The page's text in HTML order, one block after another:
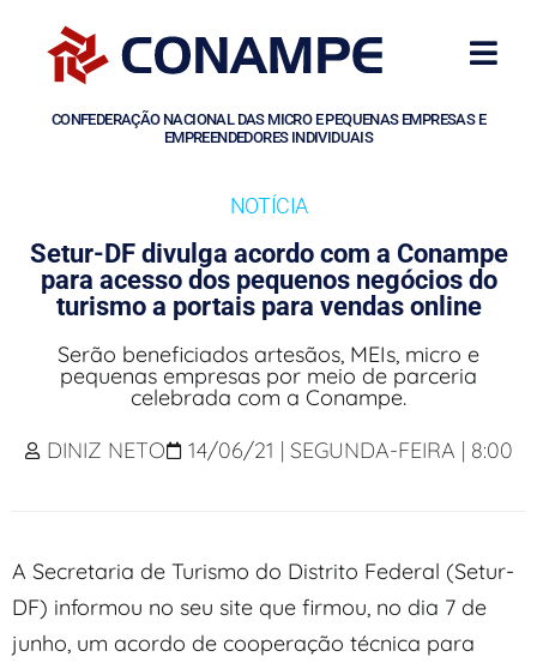
CONFEDERAÇÃO NACIONAL DAS MICRO E PEQUENAS EMPRESAS E
EMPREENDEDORES INDIVIDUAIS
NOTÍCIA
Setur-DF divulga acordo com a Conampe
para acesso dos pequenos negócios do
turismo a portais para vendas online
Serão beneficiados artesãos, MEIs, micro e
pequenas empresas por meio de parceria
celebrada com a Conampe.
DINIZ NETO
14/06/21 | SEGUNDA-FEIRA | 8:00
A Secretaria de Turismo do Distrito Federal (Setur-
DF) informou no seu site que firmou, no dia 7 de
junho, um acordo de cooperação técnica para